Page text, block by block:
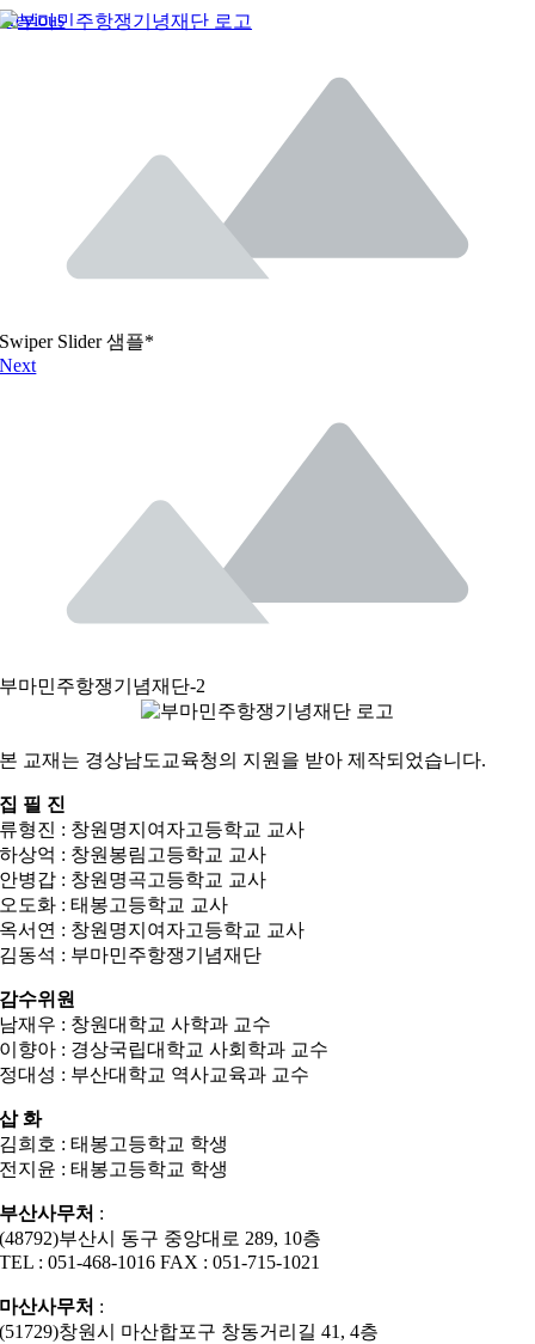
콘
Previous
Swiper Slider 샘플*
Next
부마민주항쟁기념재단-2
본 교재는 경상남도교육청의 지원을 받아 제작되었습니다.
집 필 진
류형진 : 창원명지여자고등학교 교사
하상억 : 창원봉림고등학교 교사
안병갑 : 창원명곡고등학교 교사
오도화 : 태봉고등학교 교사
옥서연 : 창원명지여자고등학교 교사
김동석 : 부마민주항쟁기념재단
감수위원
남재우 : 창원대학교 사학과 교수
이향아 : 경상국립대학교 사회학과 교수
정대성 : 부산대학교 역사교육과 교수
삽 화
김희호 : 태봉고등학교 학생
전지윤 : 태봉고등학교 학생
부산사무처 :
(48792)부산시 동구 중앙대로 289, 10층
TEL : 051-468-1016 FAX : 051-715-1021
마산사무처 :
(51729)창원시 마산합포구 창동거리길 41, 4층